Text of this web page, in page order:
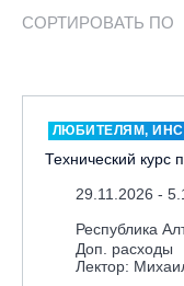
ЛЕКТОР
СОРТИРОВАТЬ ПО
ЛЮБИТЕЛЯМ,
Технический курс
29.11.2026 -
Республика
Доп. расходы
Лектор: